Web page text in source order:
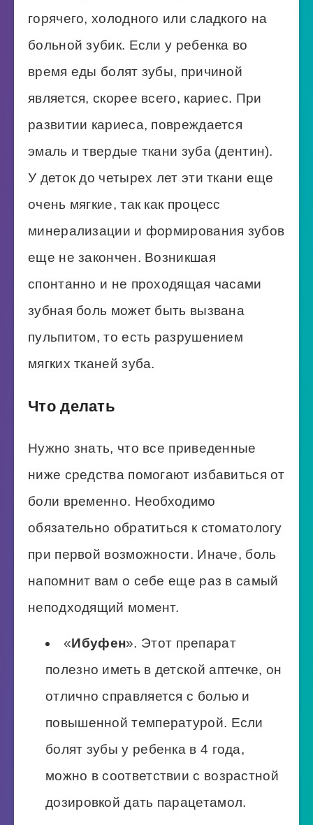
горячего, холодного или сладкого на
больной зубик. Если у ребенка во
время еды болят зубы, причиной
является, скорее всего, кариес. При
развитии кариеса, повреждается
эмаль и твердые ткани зуба (дентин).
У деток до четырех лет эти ткани еще
очень мягкие, так как процесс
минерализации и формирования зубов
еще не закончен. Возникшая
спонтанно и не проходящая часами
зубная боль может быть вызвана
пульпитом, то есть разрушением
мягких тканей зуба.
Что делать
Нужно знать, что все приведенные
ниже средства помогают избавиться от
боли временно. Необходимо
обязательно обратиться к стоматологу
при первой возможности. Иначе, боль
напомнит вам о себе еще раз в самый
неподходящий момент.
«Ибуфен». Этот препарат
полезно иметь в детской аптечке, он
отлично справляется с болью и
повышенной температурой. Если
болят зубы у ребенка в 4 года,
можно в соответствии с возрастной
дозировкой дать парацетамол.